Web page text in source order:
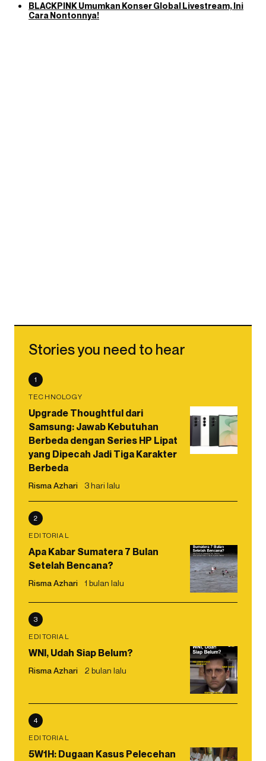
BLACKPINK Umumkan Konser Global Livestream, Ini
Cara Nontonnya!
Stories you need to hear
1
TECHNOLOGY
Upgrade Thoughtful dari
Samsung: Jawab Kebutuhan
Berbeda dengan Series HP Lipat
yang Dipecah Jadi Tiga Karakter
Berbeda
Risma Azhari 3 hari lalu
2
EDITORIAL
Apa Kabar Sumatera 7 Bulan
Setelah Bencana?
Risma Azhari 1 bulan lalu
3
EDITORIAL
WNI, Udah Siap Belum?
Risma Azhari 2 bulan lalu
4
EDITORIAL
5W1H: Dugaan Kasus Pelecehan